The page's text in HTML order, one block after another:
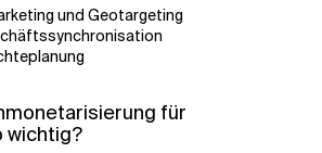
und Geotargeting
für
wichtig?